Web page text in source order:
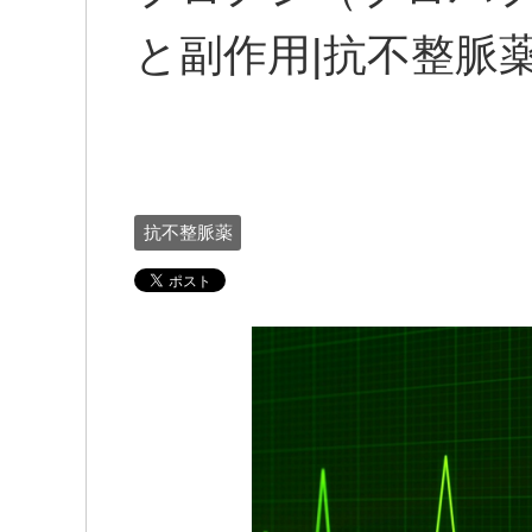
と副作用|抗不整脈
抗不整脈薬